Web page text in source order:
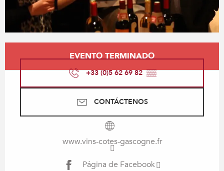
EVENTO TERMINADO
+33 (0)5 62 69 82▒▒
CONTÁCTENOS
www.vins-cotes-gascogne.fr
Página de Facebook